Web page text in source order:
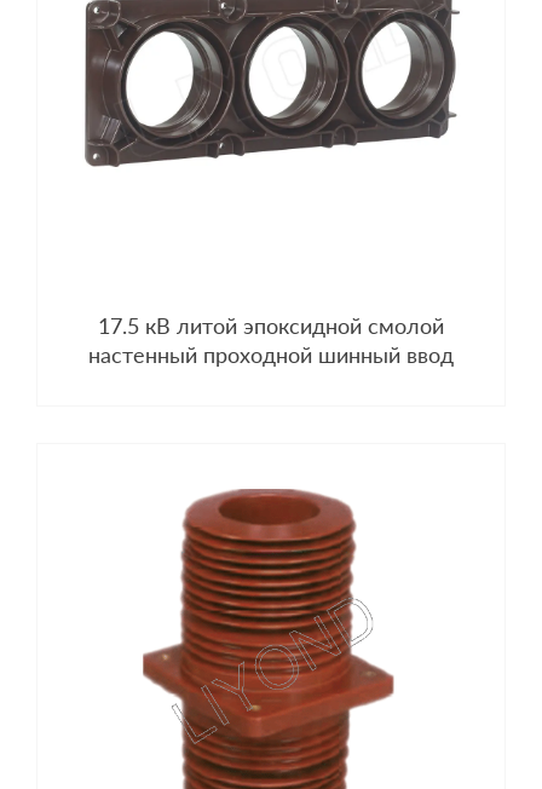
17.5 кВ литой эпоксидной смолой
настенный проходной шинный ввод